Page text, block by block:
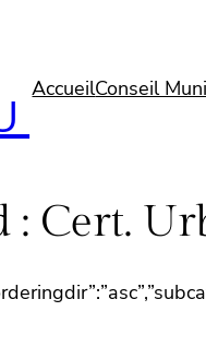
AccueilConseil
: Cert.